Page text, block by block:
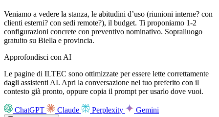
Veniamo a vedere la stanza, le abitudini d’uso (riunioni interne? con
clienti esterni? con sedi remote?), il budget. Ti proponiamo 1-2
configurazioni concrete con preventivo nominativo. Sopralluogo
gratuito su Biella e provincia.
Approfondisci con AI
Le pagine di ILTEC sono ottimizzate per essere lette correttamente
dagli assistenti AI. Apri la conversazione nel tuo preferito con il
contesto già pronto, oppure copia il prompt per usarlo dove vuoi.
ChatGPT Claude Perplexity Gemini